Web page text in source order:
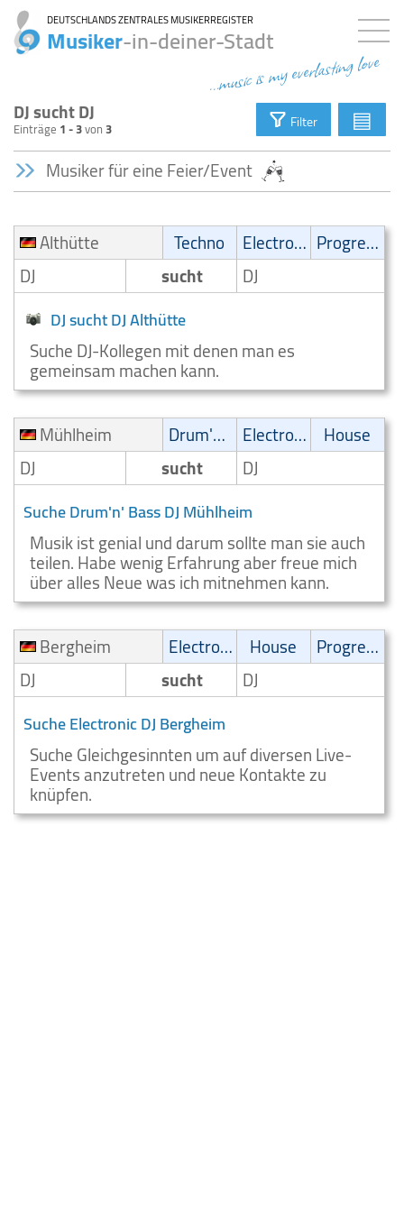
DEUTSCHLANDS ZENTRALES MUSIKERREGISTER
Musiker-in-deiner-Stadt
...music is my everlasting love
DJ sucht DJ
Einträge 1 - 3von3 Filter ▤
Musiker für eine Feier/Event
Althütte Techno Electronic
Progressive
DJ
sucht DJ
DJ sucht DJ Althütte
Suche DJ-Kollegen mit denen man es
gemeinsam machen kann.
Mühlheim
Drum'n' Bass Electronic House
DJ
sucht DJ
Suche Drum'n' Bass DJ Mühlheim
Musik ist genial und darum sollte man sie auch
teilen. Habe wenig Erfahrung aber freue mich
über alles Neue was ich mitnehmen kann.
Bergheim
Electronic House
Progressive
DJ
sucht DJ
Suche Electronic DJ Bergheim
Suche Gleichgesinnten um auf diversen Live-
Events anzutreten und neue Kontakte zu
knüpfen.